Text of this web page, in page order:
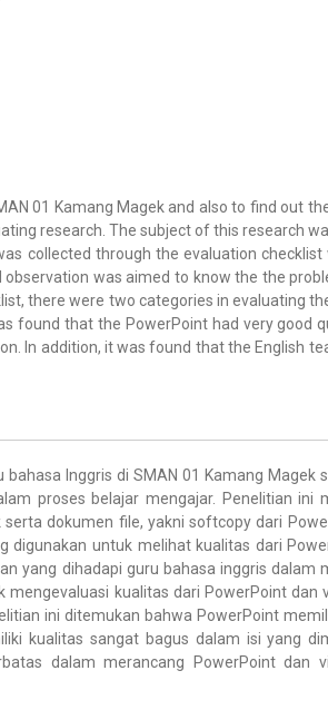
01 Kamang Magek and also to find out
research. The subject of this research
collected through the evaluation checklist
was aimed to know the the
there were two categories in evaluating
found that the PowerPoint had very good
In addition, it was found that the English
Inggris di SMAN 01 Kamang Magek
proses belajar mengajar. Penelitian ini
dokumen file, yakni softcopy dari
digunakan untuk melihat kualitas dari
yang dihadapi guru bahasa inggris dalam
kualitas dari PowerPoint dan
ini ditemukan bahwa PowerPoint
kualitas sangat bagus dalam isi yang
dalam merancang PowerPoint dan